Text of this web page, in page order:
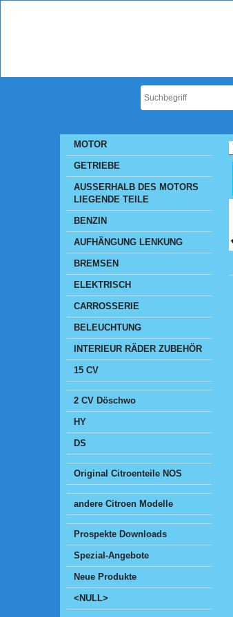
MOTOR
GETRIEBE
AUSSERHALB DES MOTORS
LIEGENDE TEILE
BENZIN
AUFHÄNGUNG LENKUNG
BREMSEN
ELEKTRISCH
CARROSSERIE
BELEUCHTUNG
INTERIEUR RÄDER ZUBEHÖR
15 CV
2 CV Döschwo
HY
DS
Original Citroenteile NOS
andere Citroen Modelle
Prospekte Downloads
Spezial-Angebote
Neue Produkte
<NULL>